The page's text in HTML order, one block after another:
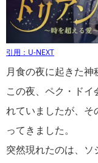
引用：U-NEXT
月食の夜に起きた神
この夜、ペク・ド
れていましたが、そ
ってきました。
突然現れたのは、ソ